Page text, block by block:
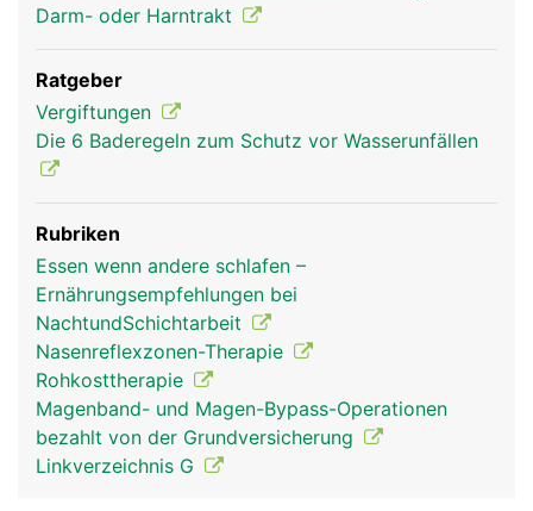
Darm- oder Harntrakt
Ratgeber
Vergiftungen
Die 6 Baderegeln zum Schutz vor Wasserunfällen
Rubriken
Essen wenn andere schlafen –
Ernährungsempfehlungen bei
NachtundSchichtarbeit
Nasenreflexzonen-Therapie
Rohkosttherapie
Magenband- und Magen-Bypass-Operationen
bezahlt von der Grundversicherung
Linkverzeichnis G